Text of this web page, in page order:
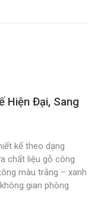
Hiện Đại, Sang
kế theo dạng
chất liệu gỗ công
màu trắng – xanh
gian phòng